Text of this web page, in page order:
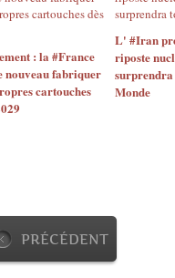
: la #France
nouveau fabriquer
cartouches
L' #Iran
riposte
Monde
PRÉCÉDENT